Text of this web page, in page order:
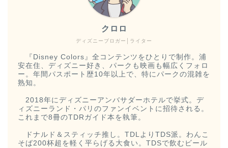
ディズニーブロガー│ライター
クロロ
『Disney Colors』全コンテンツをひとりで制作。浦
安在住、ディズニー好き、パークも映画も幅広くフォロ
ー。年間パスポート歴10年以上で、特にパークの混雑を
熟知。
2018年にディズニーアンバサダーホテルで挙式。デ
ィズニーランド・パリのファンイベントに招待される。
これまで8冊のTDRガイド本を執筆。
ドナルド＆スティッチ推し。TDLよりTDS派。わんこ
そば200杯超を軽く平らげる大食い。TDSで飲むビール